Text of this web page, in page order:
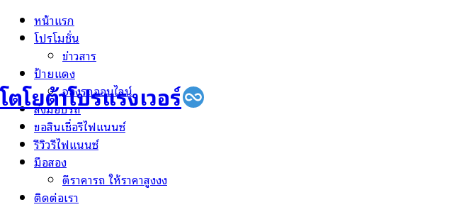
Skip
โตโยต้าโปรแรงเวอร์
หน้าแรก
โปรโมชั่น
ข่าวสาร
ป้ายแดง
จองรถออนไลน์
ส่งมอบรถ
ขอสินเชื่อรีไฟแนนซ์
รีวิวรีไฟแนนซ์
มือสอง
ตีราคารถ ให้ราคาสูงงง
ติดต่อเรา